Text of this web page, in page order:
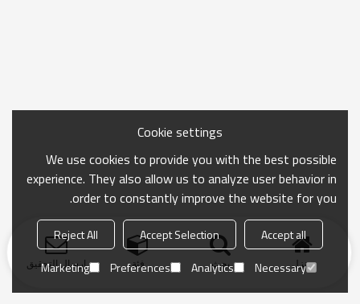
منزل بحث فئة ارسال التحقيق
Cookie settings
We use cookies to provide you with the best possible
experience. They also allow us to analyze user behavior in
order to constantly improve the website for you.
Accept all
Accept Selection
Reject All
Necessary
Analytics
Preferences
Marketing